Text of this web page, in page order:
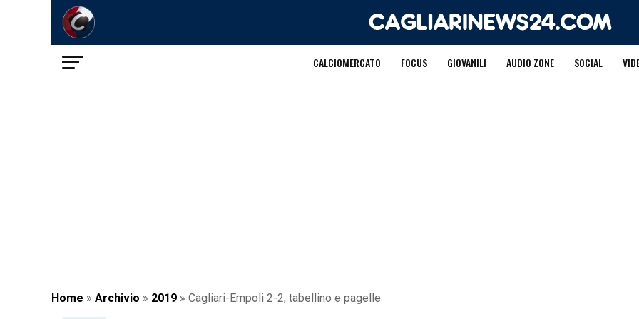
CALCIOMERCATO FOCUS GIOVANILI AUDIO ZONE SOCIAL
Home » Archivio » 2019 » Cagliari-Empoli 2-2, tabellino e pagelle